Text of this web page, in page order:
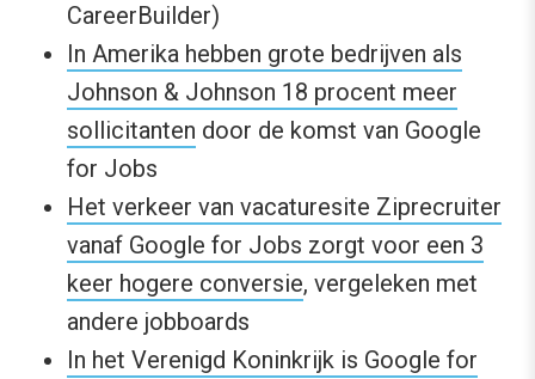
CareerBuilder)
In Amerika hebben grote bedrijven als
Johnson & Johnson 18 procent meer
sollicitanten door de komst van Google
for Jobs
Het verkeer van vacaturesite Ziprecruiter
vanaf Google for Jobs zorgt voor een 3
keer hogere conversie, vergeleken met
andere jobboards
In het Verenigd Koninkrijk is Google for